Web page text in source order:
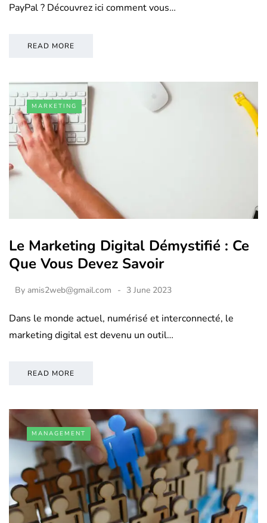
PayPal ? Découvrez ici comment vous…
READ MORE
MARKETING
Le Marketing Digital Démystifié : Ce
Que Vous Devez Savoir
By amis2web@gmail.com 3 June 2023
Dans le monde actuel, numérisé et interconnecté, le
marketing digital est devenu un outil…
READ MORE
MANAGEMENT